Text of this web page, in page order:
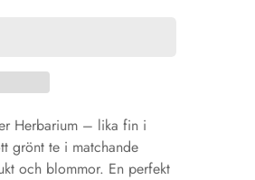
Herbarium – lika fin i
grönt te i matchande
och blommor. En perfekt